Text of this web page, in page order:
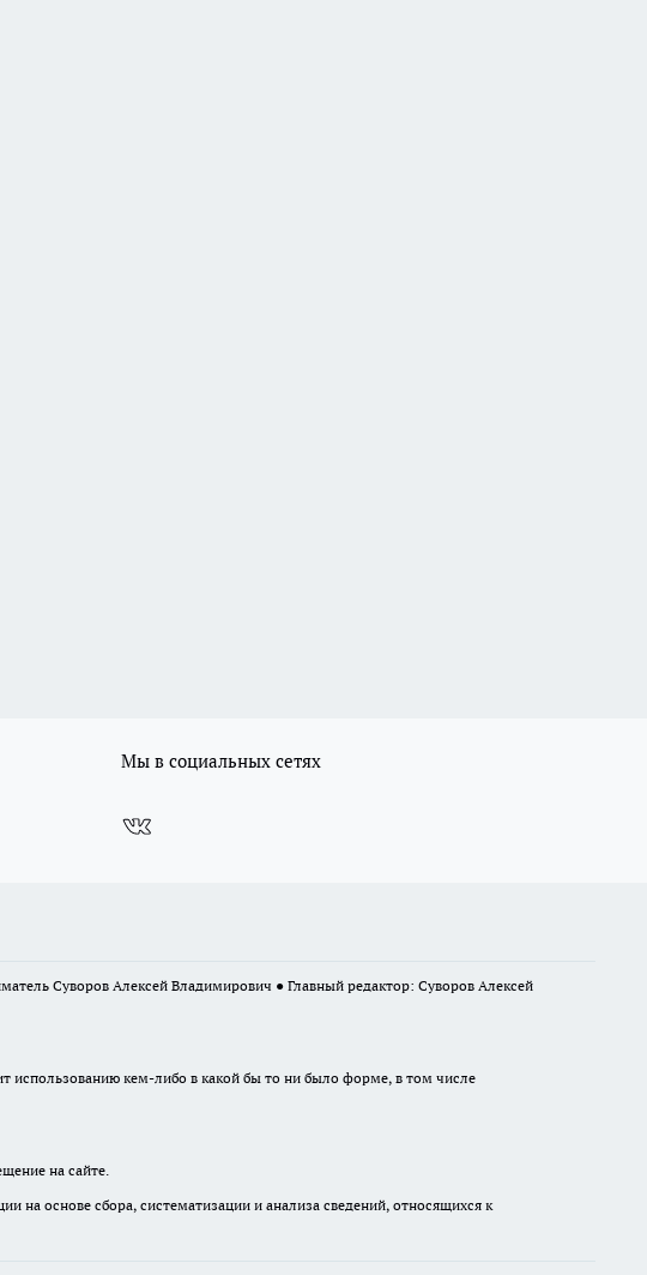
Мы в социальных сетях
Суворов Алексей Владимирович ● Главный редактор: Суворов Алексей
использованию кем-либо в какой бы то ни было форме, в том числе
на сайте.
основе сбора, систематизации и анализа сведений, относящихся к